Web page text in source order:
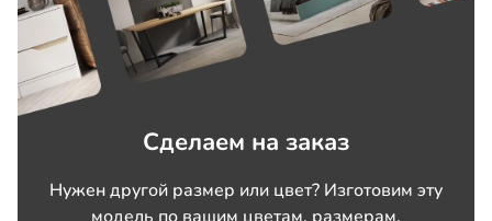
Сделаем на заказ
Нужен другой размер или цвет? Изготовим эту